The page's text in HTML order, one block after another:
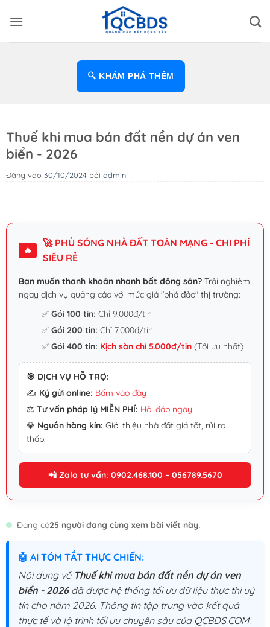
qua
🔍 KHÁM PHÁ THÊM
Thuế khi mua bán đất nền dự án ven
biển - 2026
Đăng vào 30/10/2024 bởi admin
🔥
🚀 PHỦ SÓNG NHÀ ĐẤT TOÀN MẠNG - CHI PHÍ
SIÊU RẺ
Bạn muốn thanh khoản nhanh bất động sản? Trải nghiệm
ngay dịch vụ quảng cáo với mức giá "phá đảo" thị trường:
✅Gói 100 tin: Chỉ 9.000đ/tin
✅Gói 200 tin: Chỉ 7.000đ/tin
✅Gói 400 tin: Kịch sàn chỉ 5.000đ/tin (Tối ưu nhất)
🎯 DỊCH VỤ HỖ TRỢ:
✍️ Ký gửi online: Bấm vào đây
⚖️ Tư vấn pháp lý MIỄN PHÍ: Hỏi đáp ngay
💎 Nguồn hàng kín: Giới thiệu nhà đất giá tốt, rủi ro
thấp.
📲 Zalo tư vấn: 0902.468.100 – 056789.5670
Đang có25 người đang cùng xem bài viết này.
🤖 AI TÓM TẮT THỰC CHIẾN:
Nội dung về Thuế khi mua bán đất nền dự án ven
biển - 2026đã được hệ thống tối ưu dữ liệu thực thi uý
tín cho năm 2026. Thông tin tập trung vào kết quả
thực tế và lộ trình tối ưu chuyên sâu của QCBDS.COM.